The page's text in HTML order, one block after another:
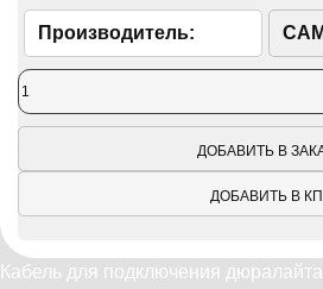
Производитель:
ДОБАВИТЬ В
ДОБАВИТЬ В КП
Кабель для подключения